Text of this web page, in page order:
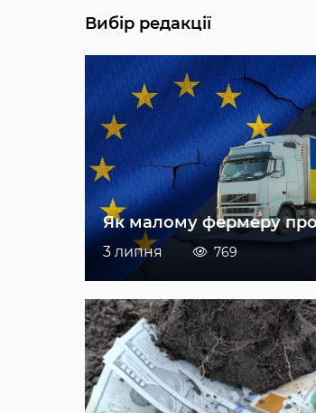
Вибір редакції
Як малому фермеру
3 липня 769